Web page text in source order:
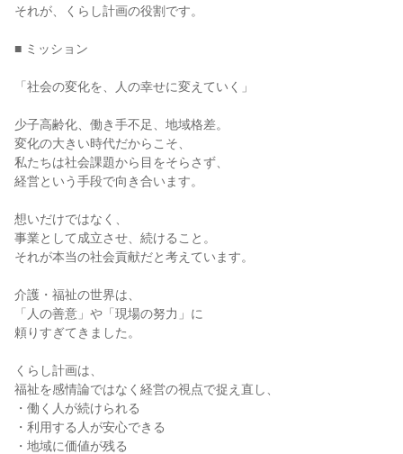
それが、くらし計画の役割です。
■ ミッション
「社会の変化を、人の幸せに変えていく」
少子高齢化、働き手不足、地域格差。
変化の大きい時代だからこそ、
私たちは社会課題から目をそらさず、
経営という手段で向き合います。
想いだけではなく、
事業として成立させ、続けること。
それが本当の社会貢献だと考えています。
介護・福祉の世界は、
「人の善意」や「現場の努力」に
頼りすぎてきました。
くらし計画は、
福祉を感情論ではなく経営の視点で捉え直し、
・働く人が続けられる
・利用する人が安心できる
・地域に価値が残る